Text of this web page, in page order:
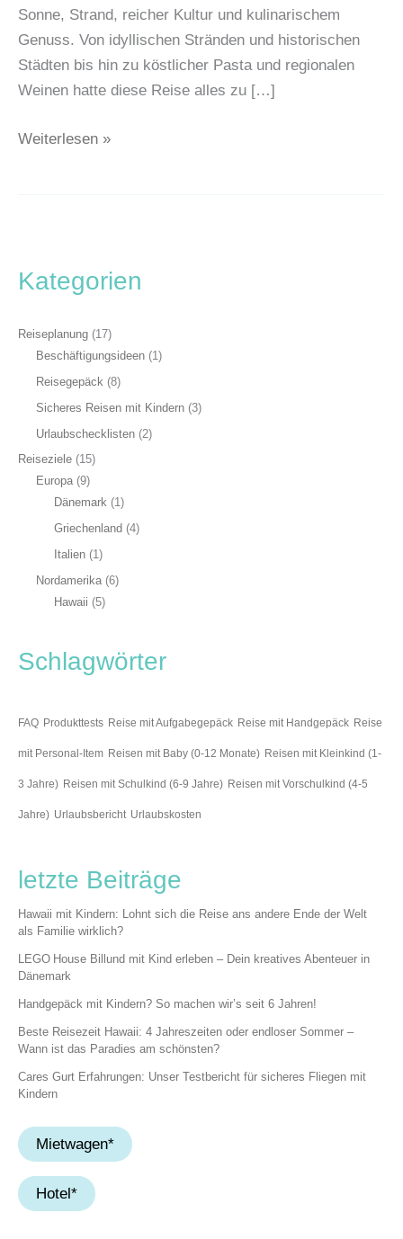
Sonne, Strand, reicher Kultur und kulinarischem
Genuss. Von idyllischen Stränden und historischen
Städten bis hin zu köstlicher Pasta und regionalen
Weinen hatte diese Reise alles zu […]
Weiterlesen »
Kategorien
Reiseplanung (17)
Beschäftigungsideen (1)
Reisegepäck (8)
Sicheres Reisen mit Kindern (3)
Urlaubschecklisten (2)
Reiseziele (15)
Europa(9)
Dänemark (1)
Griechenland (4)
Italien (1)
Nordamerika (6)
Hawaii (5)
Schlagwörter
FAQ Produkttests Reise mit Aufgabegepäck Reise mit Handgepäck Reise
mit Personal-Item Reisen mit Baby (0-12 Monate) Reisen mit Kleinkind (1-
3 Jahre) Reisen mit Schulkind (6-9 Jahre) Reisen mit Vorschulkind (4-5
Jahre) Urlaubsbericht Urlaubskosten
letzte Beiträge
Hawaii mit Kindern: Lohnt sich die Reise ans andere Ende der Welt
als Familie wirklich?
LEGO House Billund mit Kind erleben – Dein kreatives Abenteuer in
Dänemark
Handgepäck mit Kindern? So machen wir’s seit 6 Jahren!
Beste Reisezeit Hawaii: 4 Jahreszeiten oder endloser Sommer –
Wann ist das Paradies am schönsten?
Cares Gurt Erfahrungen: Unser Testbericht für sicheres Fliegen mit
Kindern
Mietwagen*
Hotel*